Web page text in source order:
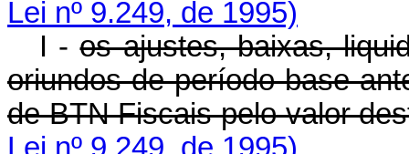
Lei nº 9.249, de 1995)
I -os ajustes, baixas,
oriundos de período-base
de BTN Fiscais pelo valor